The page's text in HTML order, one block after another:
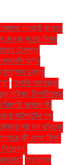
সাংহাই হাওরে
দেওয়া দূরের বিষয়
টেকনাফ
মাঝি
ঢাকায়
''চলতি অর্থবছরে
সুবিধা: ডিপসিকের
ভাষণে কী
লুটপাটের পথ
দুই মণ হরিণের
কী লেখা ছিল''
'সংবিধান